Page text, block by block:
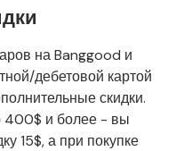
на Banggood и
дебетовой картой
скидки.
400$ и более - вы
15$, а при покупке